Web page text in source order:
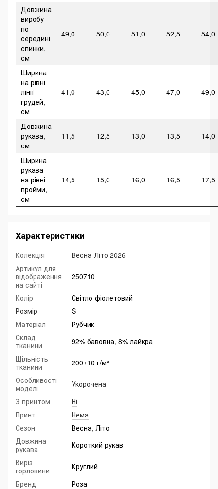
Довжина
виробу
по
середині
спинки,
см
49,0 50,0 51,0 52,5 54,0
Ширина
на рівні
лінії
грудей,
см
41,0 43,0 45,0 47,0 49,0
Довжина
рукава,
см
11,5 12,5 13,0 13,5 14,0
Ширина
рукава
на рівні
пройми,
см
14,5 15,0 16,0 16,5 17,5
Характеристики
Колекція
Весна-Літо 2026
Артикул для
відображення
на сайті
250710
Колір
Світло-фіолетовий
Розмір
S
Матеріал
Рубчик
Склад
тканини
92% бавовна, 8% лайкра
Щільність
тканини
200±10 г/м²
Особливості
моделі
Укорочена
З принтом
Ні
Принт
Нема
Сезон
Весна, Літо
Довжина
рукава
Короткий рукав
Виріз
горловини
Круглий
Бренд
Роза